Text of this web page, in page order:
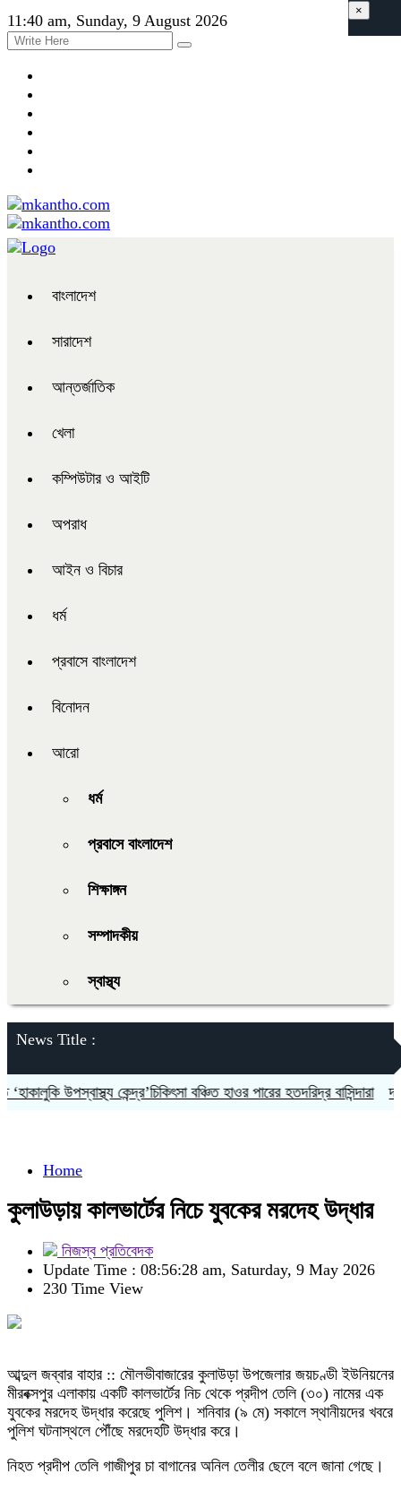
11:40 am, Sunday, 9 August 2026
বাংলাদেশ
সারাদেশ
আন্তর্জাতিক
খেলা
কম্পিউটার ও আইটি
অপরাধ
আইন ও বিচার
ধর্ম
প্রবাসে বাংলাদেশ
বিনোদন
আরো
ধর্ম
প্রবাসে বাংলাদেশ
শিক্ষাঙ্গন
সম্পাদকীয়
স্বাস্থ্য
News Title :
উপস্বাস্থ্য কেন্দ্র’চিকিৎসা বঞ্চিত হাওর পারের হতদরিদ্র বাসিন্দারা দলকে
×
Home
কুলাউড়ায় কালভার্টের নিচে যুবকের মরদেহ উদ্ধার
নিজস্ব প্রতিবেদক
Update Time : 08:56:28 am, Saturday, 9 May 2026
230 Time View
আব্দুল জব্বার বাহার :: মৌলভীবাজারের কুলাউড়া উপজেলার জয়চণ্ডী ইউনিয়নের
মীরবক্সপুর এলাকায় একটি কালভার্টের নিচ থেকে প্রদীপ তেলি (৩০) নামের এক
যুবকের মরদেহ উদ্ধার করেছে পুলিশ। শনিবার (৯ মে) সকালে স্থানীয়দের খবরে
পুলিশ ঘটনাস্থলে পৌঁছে মরদেহটি উদ্ধার করে।
নিহত প্রদীপ তেলি গাজীপুর চা বাগানের অনিল তেলীর ছেলে বলে জানা গেছে।